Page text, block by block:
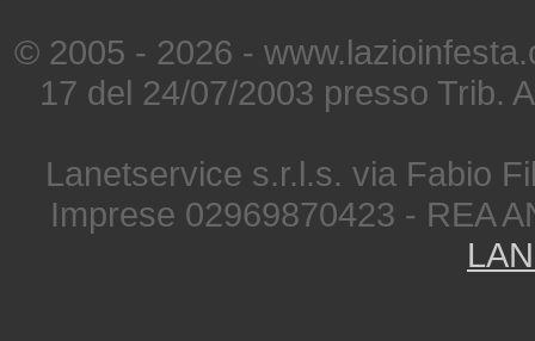
© 2005 - 2026 -
17 del 24/07/2003 presso Trib.
Lanetservice s.r.l.s. via Fabio
Imprese 02969870423 - REA